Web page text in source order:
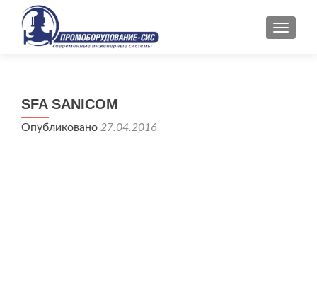
SFA SANICOM
Опубликовано 27.04.2016